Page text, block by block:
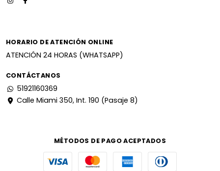
HORARIO DE ATENCIÓN ONLINE
ATENCIÓN 24 HORAS (WHATSAPP)
CONTÁCTANOS
51921160369
Calle Miami 350, Int. 190 (Pasaje 8)
MÉTODOS DE PAGO ACEPTADOS